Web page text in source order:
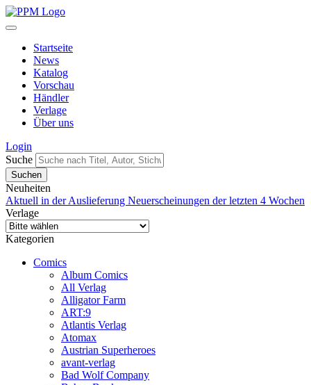
Startseite
News
Katalog
Vorschau
Händler
Verlage
Über uns
Login
Suche
Neuheiten
Aktuell in der Auslieferung Neuerscheinungen der letzten 4 Wochen
Verlage
Kategorien
Comics
Album Comics
All Verlag
Alligator Farm
ART:9
Atlantis Verlag
Atomax
Austrian Superheroes
avant-verlag
Bad Wolf Company